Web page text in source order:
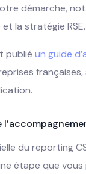
démarche,
la stratégie RSE.
publiéun guide
françaises,
du reporting
étape que vous